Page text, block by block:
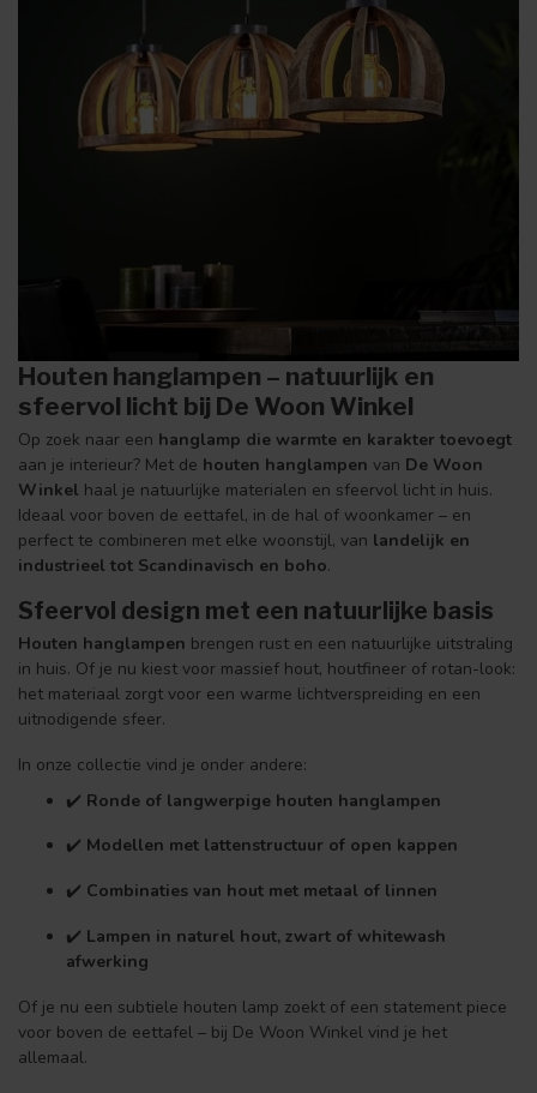
Houten hanglampen – natuurlijk en
sfeervol licht bij De Woon Winkel
Op zoek naar een hanglamp die warmte en karakter toevoegt
aan je interieur? Met de houten hanglampen van De Woon
Winkel haal je natuurlijke materialen en sfeervol licht in huis.
Ideaal voor boven de eettafel, in de hal of woonkamer – en
perfect te combineren met elke woonstijl, van landelijk en
industrieel tot Scandinavisch en boho.
Sfeervol design met een natuurlijke basis
Houten hanglampen brengen rust en een natuurlijke uitstraling
in huis. Of je nu kiest voor massief hout, houtfineer of rotan-look:
het materiaal zorgt voor een warme lichtverspreiding en een
uitnodigende sfeer.
In onze collectie vind je onder andere:
✔️ Ronde of langwerpige houten hanglampen
✔️ Modellen met lattenstructuur of open kappen
✔️ Combinaties van hout met metaal of linnen
✔️ Lampen in naturel hout, zwart of whitewash
afwerking
Of je nu een subtiele houten lamp zoekt of een statement piece
voor boven de eettafel – bij De Woon Winkel vind je het
allemaal.